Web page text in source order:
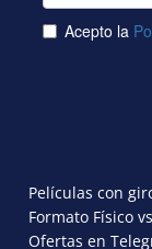
Películas con
Formato Físico
Ofertas en